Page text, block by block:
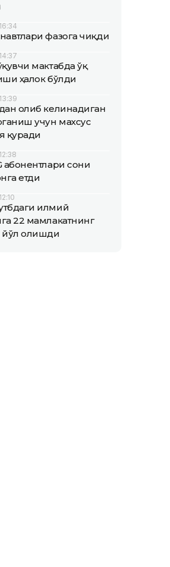
фазога чиқди
мактабда ўқ
ҳалок бўлди
олиб келинадиган
учун махсус
қуради
абонентлари сони
етди
илмий
22 мамлакатнинг
йўл олишди